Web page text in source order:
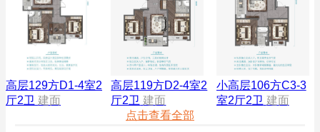
高层129方D1-4室2
厅2卫 建面
高层119方D2-4室2
厅2卫 建面
小高层106方C3-3
室2厅2卫 建面
点击查看全部